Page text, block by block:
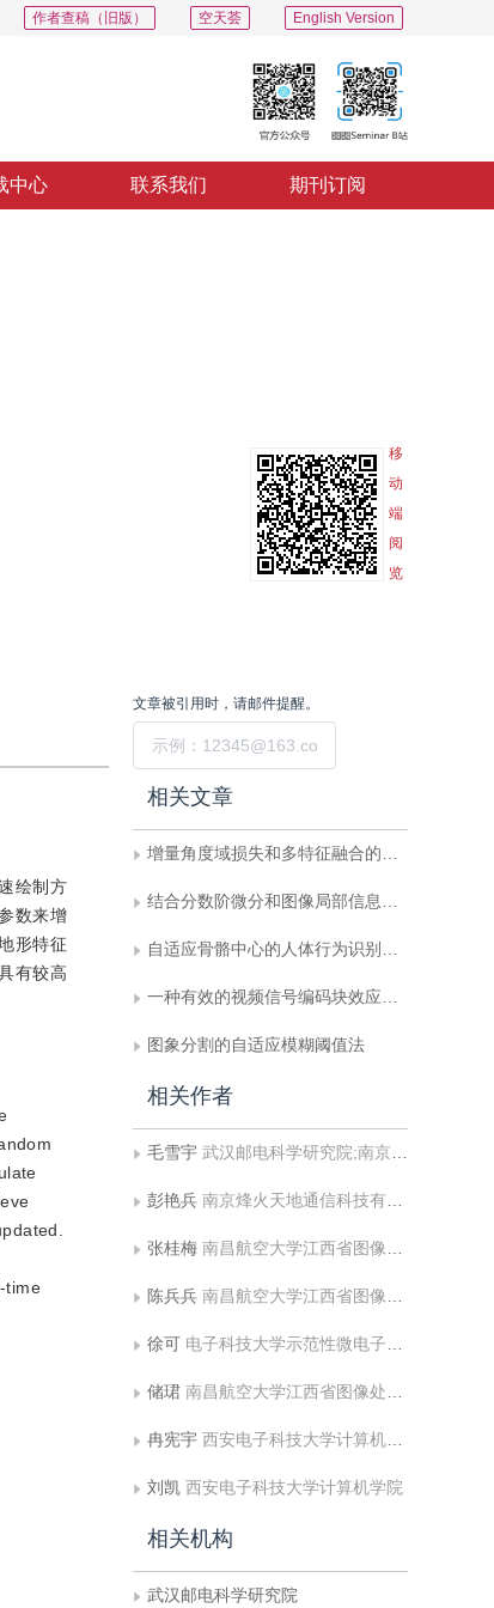
English Version
空天荟
作者查稿（旧版）
中心 联系我们 期刊订阅
移
动
端
阅
览
绘制方
数来增
形特征
有较高
time
文章被引用时，请邮件提醒。
相关文章
增量角度域损失和多特征融合的地标识别
结合分数阶微分和图像局部信息的CV模型
自适应骨骼中心的人体行为识别算法
一种有效的视频信号编码块效应消减技术
图象分割的自适应模糊阈值法
相关作者
毛雪宇 武汉邮电科学研究院;南京烽火天地通信科技有限公司
彭艳兵 南京烽火天地通信科技有限公司
张桂梅 南昌航空大学江西省图像处理与模式识别重点实验室
陈兵兵 南昌航空大学江西省图像处理与模式识别重点实验室
徐可 电子科技大学示范性微电子学院
储珺 南昌航空大学江西省图像处理与模式识别重点实验室
冉宪宇 西安电子科技大学计算机学院
刘凯 西安电子科技大学计算机学院
相关机构
武汉邮电科学研究院